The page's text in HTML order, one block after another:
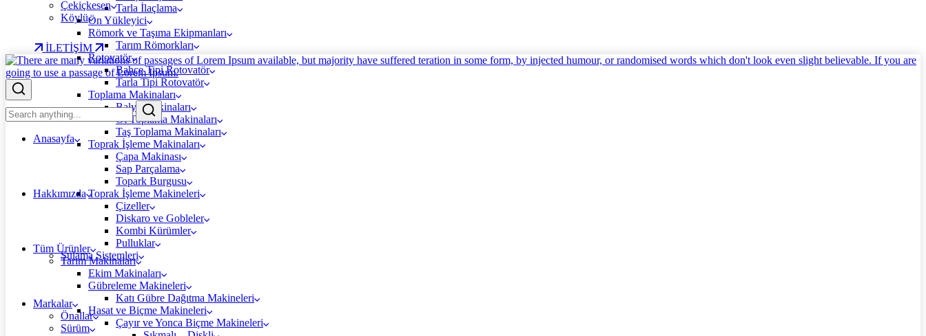
Tarla İlaçlama
Ön Yükleyici
Römork ve Taşıma Ekipmanları
Tarım Römorkları
Rotovatör
Bahçe Tipi Rotovatör
Tarla Tipi Rotovatör
Toplama Makinaları
Balya Makinaları
Ot Toplama Makinaları
Taş Toplama Makinaları
Toprak İşleme Makinaları
Çapa Makinası
Sap Parçalama
Topark Burgusu
Toprak İşleme Makineleri
Çizeller
Diskaro ve Gobleler
Kombi Kürümler
Pulluklar
Sulama Sistemleri
Çekiçkesen
Köylü
İLETİŞİM
Anasayfa
Hakkımızda
Tüm Ürünler
Tarım Makinaları
Ekim Makinaları
Gübreleme Makineleri
Katı Gübre Dağıtma Makineleri
Hasat ve Biçme Makineleri
Çayır ve Yonca Biçme Makineleri
Markalar
Önallar
Sürüm